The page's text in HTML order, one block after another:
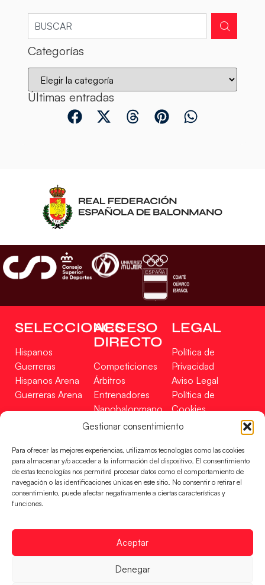
Gestionar consentimiento
Para ofrecer las mejores experiencias, utilizamos tecnologías como las cookies
para almacenar y/o acceder a la información del dispositivo. El consentimiento
de estas tecnologías nos permitirá procesar datos como el comportamiento de
navegación o las identificaciones únicas en este sitio. No consentir o retirar el
consentimiento, puede afectar negativamente a ciertas características y
funciones.
Aceptar
Denegar
Categorías
Últimas entradas
SELECCIONES
Hispanos
Guerreras
Hispanos Arena
Guerreras Arena
ACCESO
DIRECTO
Competiciones
Árbitros
Entrenadores
Nanobalonmano
Tienda
LEGAL
Política de
Privacidad
Aviso Legal
Política de
Cookies
Mapa Web
Incidencias
CONTACTO
EN
FINANCIADO
RFEBM © 2024. Todos los derechos reservados –
Desarrollado por